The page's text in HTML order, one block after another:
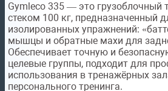
Gymleco 335 — это грузоблочный
стеком 100 кг, предназначенный
изолированных упражнений:
мышцы и обратные махи для
Обеспечивает точную и
целевые группы, подходит для
использования в тренажёрных
персонального тренинга.